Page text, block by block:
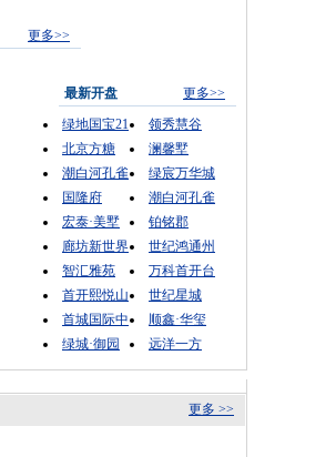
更多>>
最新开盘
更多>>
绿地国宝21
领秀慧谷
北京方糖
澜馨墅
潮白河孔雀
绿宸万华城
国隆府
潮白河孔雀
宏泰·美墅
铂铭郡
廊坊新世界
世纪鸿通州
智汇雅苑
万科首开台
首开熙悦山
世纪星城
首城国际中
顺鑫·华玺
绿城·御园
远洋一方
更多 >>